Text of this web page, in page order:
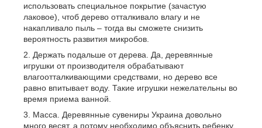
использовать специальное покрытие (зачастую
лаковое), чтоб дерево отталкивало влагу и не
накапливало пыль – тогда вы сможете снизить
вероятность развития микробов.
Держать подальше от дерева. Да, деревянные
игрушки от производителя обрабатывают
влагоотталкивающими средствами, но дерево все
равно впитывает воду. Такие игрушки нежелательны во
время приема ванной.
Масса. Деревянные сувениры Украина довольно
много весят, а потому необходимо объяснить ребенку,